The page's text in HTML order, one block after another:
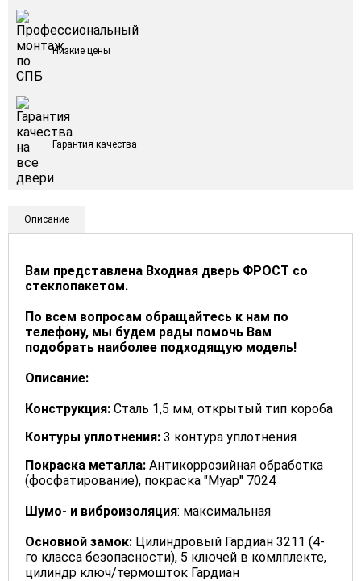
Низкие цены
Гарантия качества
Описание
Вам представлена Входная дверь ФРОСТ со
стеклопакетом.
По всем вопросам обращайтесь к нам по
телефону, мы будем рады помочь Вам
подобрать наиболее подходящую модель!
Описание:
Конструкция: Сталь 1,5 мм, открытый тип короба
Контуры уплотнения: 3 контура уплотнения
Покраска металла: Антикоррозийная обработка
(фосфатирование), покраска "Муар" 7024
Шумо- и виброизоляция: максимальная
Основной замок: Цилиндровый Гардиан 3211 (4-
го класса безопасности), 5 ключей в комлплекте,
цилиндр ключ/термошток Гардиан